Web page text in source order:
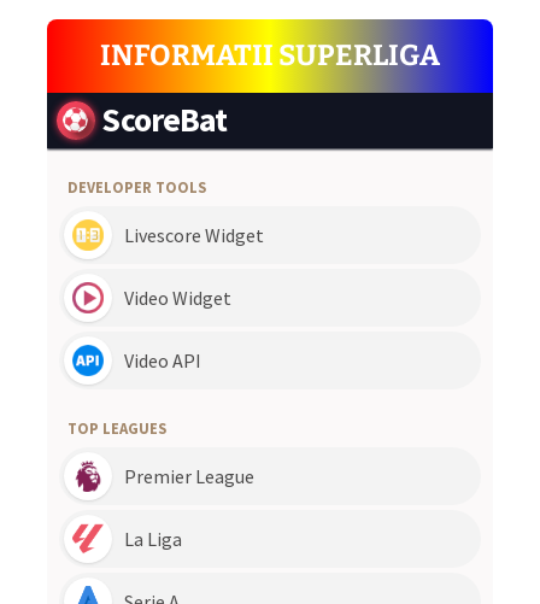
INFORMATII SUPERLIGA